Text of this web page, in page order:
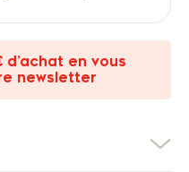
en vous
newsletter
×
des produits à votre